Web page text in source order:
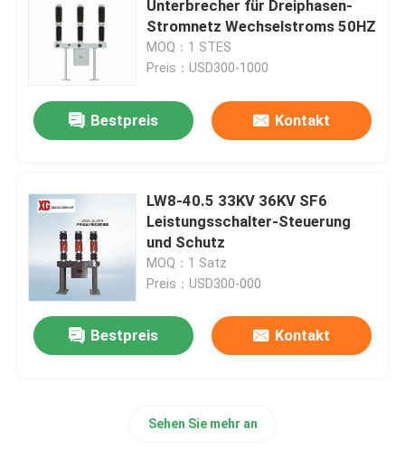
HRC-Sicherung
Sicherung ausfallen lassen
Trockene Art Transformator
Kompakte Transformator-Nebenstelle
Unterbrecher für Dreiphasen-
Stromnetz Wechselstroms 50HZ
MOQ：1 STES
Preis：USD300-1000
Bestpreis Kontakt
LW8-40.5 33KV 36KV SF6
Leistungsschalter-Steuerung
und Schutz
MOQ：1 Satz
Preis：USD300-000
Bestpreis Kontakt
Sehen Sie mehr an